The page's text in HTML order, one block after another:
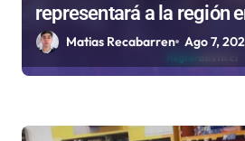
representará a la región en el
Rockódromo de
Matias Recabarren Ago 7,